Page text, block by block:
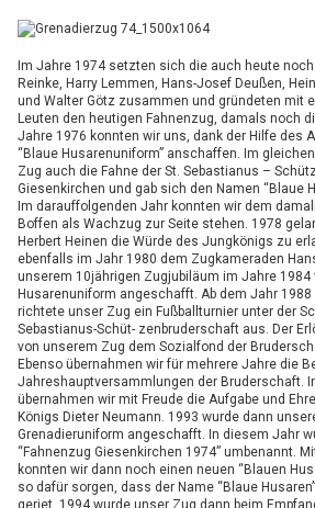
Im Jahre 1974 setzten sich die auch heute
Reinke, Harry Lemmen, Hans-Josef Deußen,
und Walter Götz zusammen und gründeten mit
Leuten den heutigen Fahnenzug, damals noch
Jahre 1976 konnten wir uns, dank der Hilfe des
“Blaue Husarenuniform” anschaffen. Im
Zug auch die Fahne der St. Sebastianus –
Giesenkirchen und gab sich den Namen “Blaue
Im darauffolgenden Jahr konnten wir dem
Boffen als Wachzug zur Seite stehen. 1978
Herbert Heinen die Würde des Jungkönigs zu
ebenfalls im Jahr 1980 dem Zugkameraden
unserem 10jährigen Zugjubiläum im Jahre 1984
Husarenuniform angeschafft. Ab dem Jahr
richtete unser Zug ein Fußballturnier unter der
Sebastianus-Schüt- zenbruderschaft aus. Der
von unserem Zug dem Sozialfond der
Ebenso übernahmen wir für mehrere Jahre die
Jahreshauptversammlungen der Bruderschaft.
übernahmen wir mit Freude die Aufgabe und
Königs Dieter Neumann. 1993 wurde dann
Grenadieruniform angeschafft. In diesem Jahr
“Fahnenzug Giesenkirchen 1974” umbenannt.
konnten wir dann noch einen neuen “Blauen
so dafür sorgen, dass der Name “Blaue